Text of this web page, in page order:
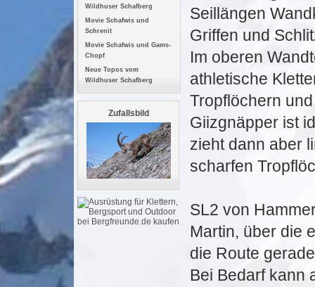
Wildhuser Schafberg
Movie Schafwis und
Schrenit
Movie Schafwis und Gams-
Chopf
Neue Topos vom
Wildhuser Schafberg
Zufallsbild
Seillängen
Griffen und
Im oberen
athletische
Tropflöchern
Giizgnäpper ist
zieht dann aber
scharfen
SL2 von
Martin, über die
die Route
Bei Bedarf kann